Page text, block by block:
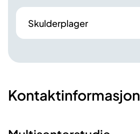
Skulderplager
Kontaktinformasjon